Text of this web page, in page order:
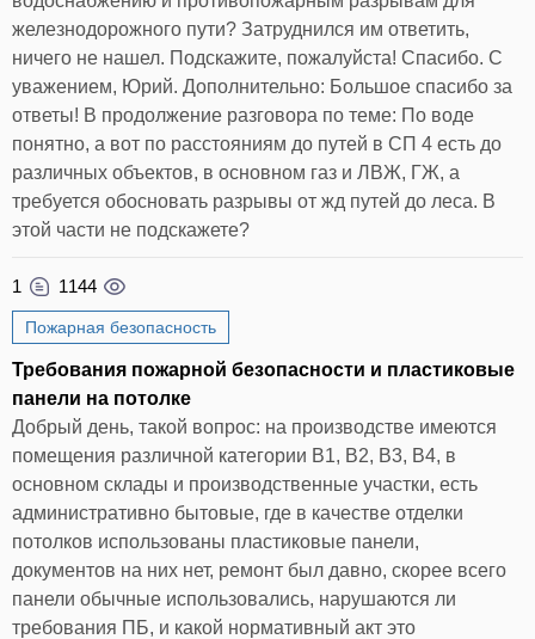
железнодорожного пути? Затруднился им ответить,
ничего не нашел. Подскажите, пожалуйста! Спасибо. С
уважением, Юрий. Дополнительно: Большое спасибо за
ответы! В продолжение разговора по теме: По воде
понятно, а вот по расстояниям до путей в СП 4 есть до
различных объектов, в основном газ и ЛВЖ, ГЖ, а
требуется обосновать разрывы от жд путей до леса. В
этой части не подскажете?
1 1144
Пожарная безопасность
Требования пожарной безопасности и пластиковые
панели на потолке
Добрый день, такой вопрос: на производстве имеются
помещения различной категории В1, В2, В3, В4, в
основном склады и производственные участки, есть
административно бытовые, где в качестве отделки
потолков использованы пластиковые панели,
документов на них нет, ремонт был давно, скорее всего
панели обычные использовались, нарушаются ли
требования ПБ, и какой нормативный акт это